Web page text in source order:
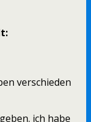
verschieden
ich habe